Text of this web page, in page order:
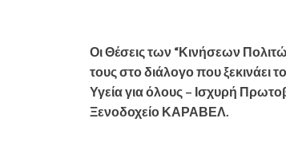
Οι Θέσεις των “Κινήσεων
τους στο διάλογο που ξεκινάει
Υγεία για όλους – Ισχυρή
Ξενοδοχείο ΚΑΡΑΒΕΛ.